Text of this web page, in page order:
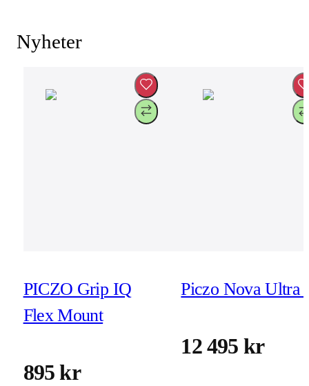
Nyheter
PICZO Grip IQ
Flex Mount
895 kr
Piczo Nova Ultra
12 495 kr